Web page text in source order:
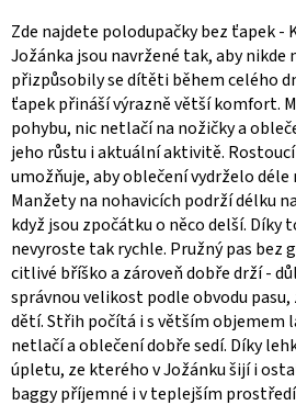
Zde najdete polodupačky bez ťapek -
Jožánka jsou navržené tak, aby
přizpůsobily se dítěti během celého
ťapek přináší výrazně větší komfort.
pohybu, nic netlačí na nožičky a
jeho růstu i aktuální aktivitě.
umožňuje, aby oblečení vydrželo déle
Manžety na nohavicích podrží délku
když jsou zpočátku o něco delší.
nevyroste tak rychle. Pružný pas bez
citlivé bříško a zároveň dobře drží -
správnou velikost podle obvodu
dětí. Střih počítá i s větším objemem
netlačí a oblečení dobře sedí. Díky
úpletu, ze kterého v Jožánku šijí i
baggy příjemné i v teplejším